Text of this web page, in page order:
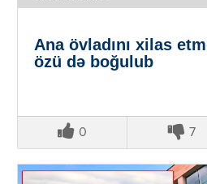
Ana övladını xilas
özü də boğulub
0 7